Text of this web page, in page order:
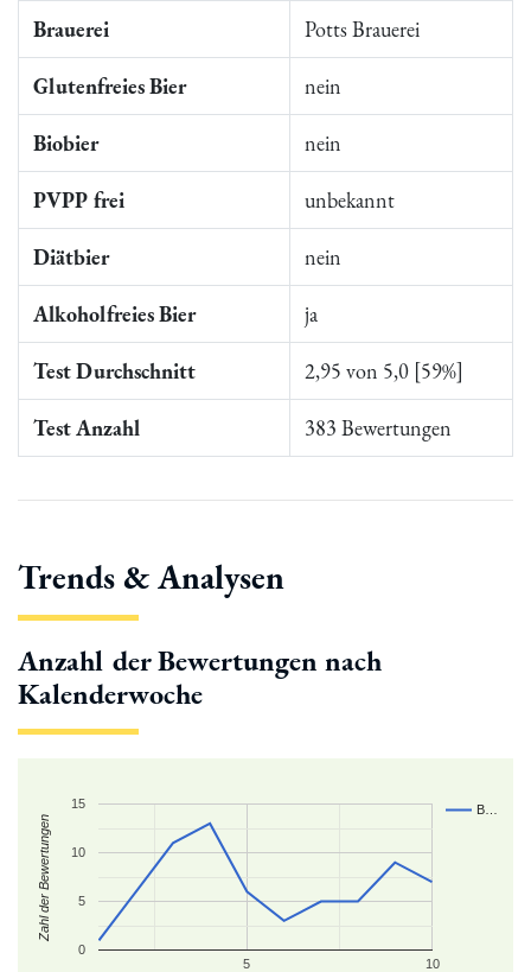
Brauerei Potts Brauerei
Glutenfreies Bier nein
Biobier nein
PVPP frei unbekannt
Diätbier nein
Alkoholfreies Bier ja
Test Durchschnitt 2,95 von 5,0 [59%]
Test Anzahl 383 Bewertungen
Trends & Analysen
Anzahl der Bewertungen nach
Kalenderwoche
B…
5 10
0
5
10
15
Zahl der Bewertungen